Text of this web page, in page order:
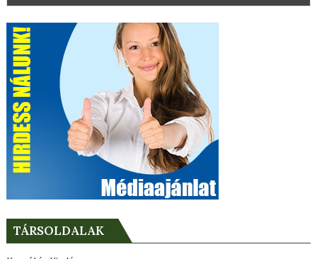
TÁRSOLDALAK